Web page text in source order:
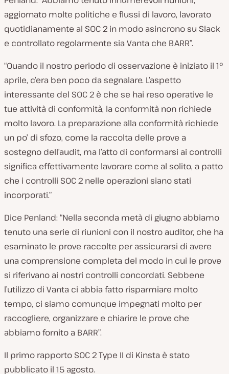
aggiornato molte politiche e flussi di lavoro, lavorato
quotidianamente al SOC 2 in modo asincrono su Slack
e controllato regolarmente sia Vanta che BARR”.
“Quando il nostro periodo di osservazione è iniziato il 1°
aprile, c’era ben poco da segnalare. L’aspetto
interessante del SOC 2 è che se hai reso operative le
tue attività di conformità, la conformità non richiede
molto lavoro. La preparazione alla conformità richiede
un po’ di sfozo, come la raccolta delle prove a
sostegno dell’audit, ma l’atto di conformarsi ai controlli
significa effettivamente lavorare come al solito, a patto
che i controlli SOC 2 nelle operazioni siano stati
incorporati.”
Dice Penland: “Nella seconda metà di giugno abbiamo
tenuto una serie di riunioni con il nostro auditor, che ha
esaminato le prove raccolte per assicurarsi di avere
una comprensione completa del modo in cui le prove
si riferivano ai nostri controlli concordati. Sebbene
l’utilizzo di Vanta ci abbia fatto risparmiare molto
tempo, ci siamo comunque impegnati molto per
raccogliere, organizzare e chiarire le prove che
abbiamo fornito a BARR”.
Il primo rapporto SOC 2 Type II di Kinsta è stato
pubblicato il 15 agosto.